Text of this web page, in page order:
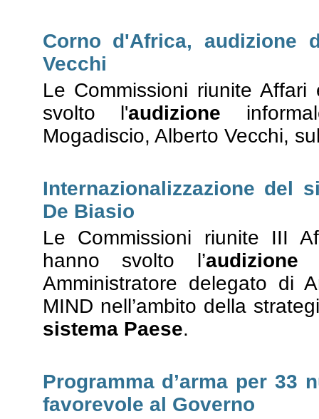
Corno d'Africa, audizione
Vecchi
Le Commissioni riunite
svolto l'audizione
Mogadiscio, Alberto Vecchi,
Internazionalizzazione del
De Biasio
Le Commissioni riunite III
hanno svolto l’audizione
Amministratore delegato di
MIND nell’ambito della
sistema Paese.
Programma d’arma per 33
favorevole al Governo